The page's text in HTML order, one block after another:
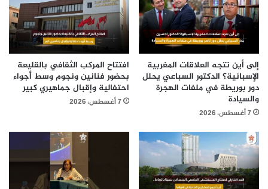
إلى أين تتجه العلاقات المغربية
الإسبانية؟ الدكتور السباعي يحلل
دور بوريطة في ملفات الهجرة
والسيادة
7 أغسطس، 2026
افتتاح المركب الثقافي بالقليعة
بحضور فنانين ونجوم وسط أجواء
احتفالية وإقبال جماهيري كبير
7 أغسطس، 2026